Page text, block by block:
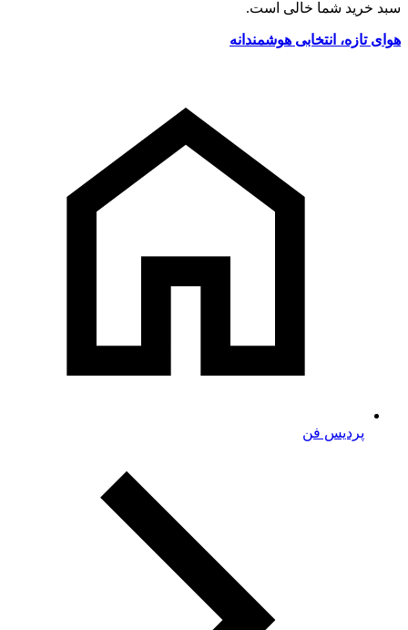
سبد خرید شما خالی است.
هوای تازه، انتخابی هوشمندانه
پردیس فن